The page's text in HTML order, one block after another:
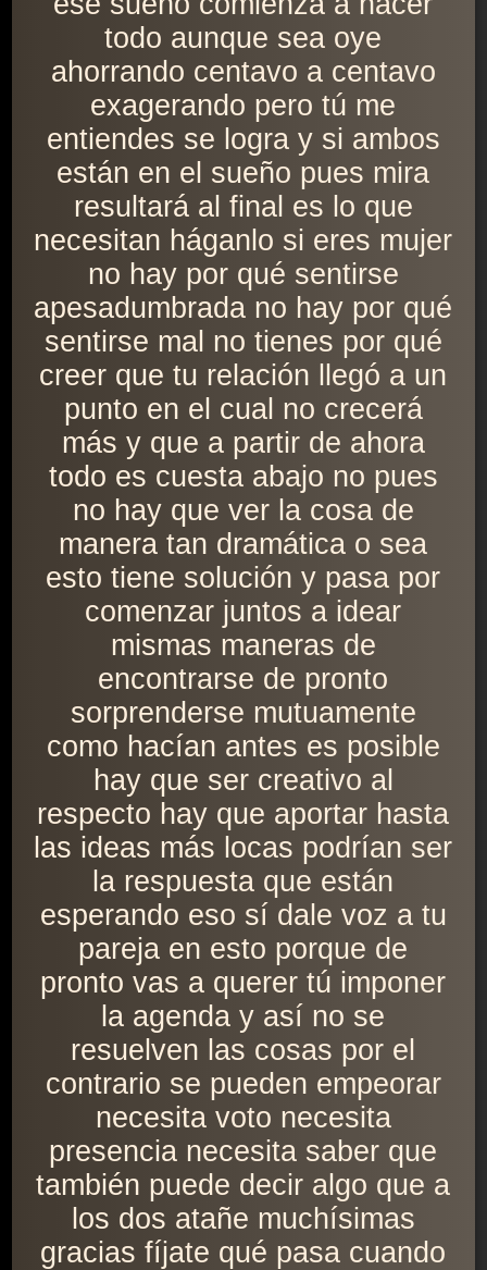
todo aunque sea oye
ahorrando centavo a centavo
exagerando pero tú me
entiendes se logra y si ambos
están en el sueño pues mira
resultará al final es lo que
necesitan háganlo si eres mujer
no hay por qué sentirse
apesadumbrada no hay por qué
sentirse mal no tienes por qué
creer que tu relación llegó a un
punto en el cual no crecerá
más y que a partir de ahora
todo es cuesta abajo no pues
no hay que ver la cosa de
manera tan dramática o sea
esto tiene solución y pasa por
comenzar juntos a idear
mismas maneras de
encontrarse de pronto
sorprenderse mutuamente
como hacían antes es posible
hay que ser creativo al
respecto hay que aportar hasta
las ideas más locas podrían ser
la respuesta que están
esperando eso sí dale voz a tu
pareja en esto porque de
pronto vas a querer tú imponer
la agenda y así no se
resuelven las cosas por el
contrario se pueden empeorar
necesita voto necesita
presencia necesita saber que
también puede decir algo que a
los dos atañe muchísimas
gracias fíjate qué pasa cuando